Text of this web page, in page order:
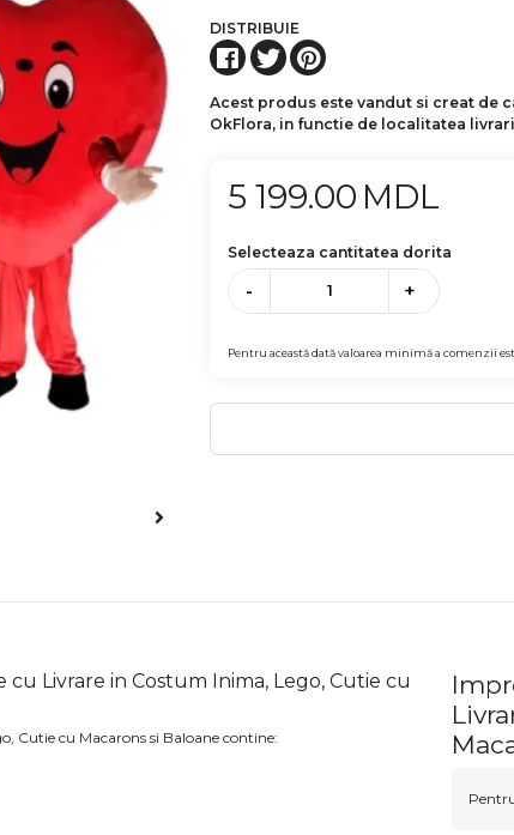
DISTRIBUIE
Acest produs este vandut si creat de
OkFlora, in functie de localitatea
5 199.00 MDL
Selecteaza cantitatea dorita
- +
Pentru această dată valoarea minimă a comenzii
Livrare in Costum Inima, Lego, Cutie cu
Cutie cu Macarons si Baloane contine: